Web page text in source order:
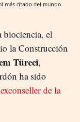
más citado del mundo
biociencia, el
la Construcción
Türeci,
ha sido
exconseller de la